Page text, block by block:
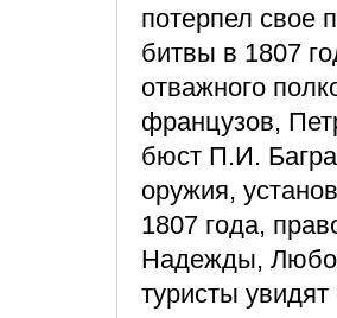
потерпел свое
битвы в 1807
отважного
французов,
бюст П.И.
оружия,
1807 года,
Надежды,
туристы